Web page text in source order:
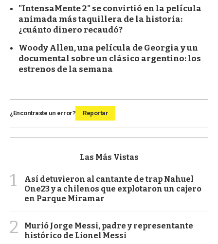
"IntensaMente 2" se convirtió en la película
animada más taquillera de la historia:
¿cuánto dinero recaudó?
Woody Allen, una película de Georgia y un
documental sobre un clásico argentino: los
estrenos de la semana
¿Encontraste un error? Reportar
Las Más Vistas
1
Así detuvieron al cantante de trap Nahuel
One23 y a chilenos que explotaron un cajero
en Parque Miramar
2
Murió Jorge Messi, padre y representante
histórico de Lionel Messi